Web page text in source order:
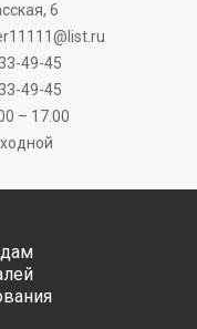
6
49-45
49-45
– 17.00